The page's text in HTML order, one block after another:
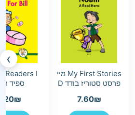
My First Stories מיי
פרסט סטוריז בודד D
7.60₪
Readers I
ספיד
₪
›